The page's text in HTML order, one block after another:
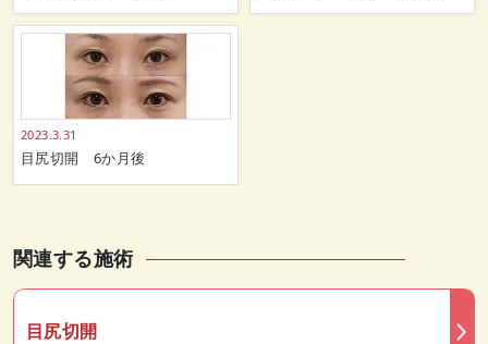
2023.3.31
目尻切開 6か月後
関連する施術
目尻切開